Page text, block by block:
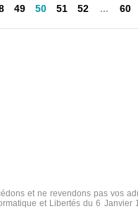
49 50 51 52 ... 60
et ne revendons pas vos
et Libertés du 6